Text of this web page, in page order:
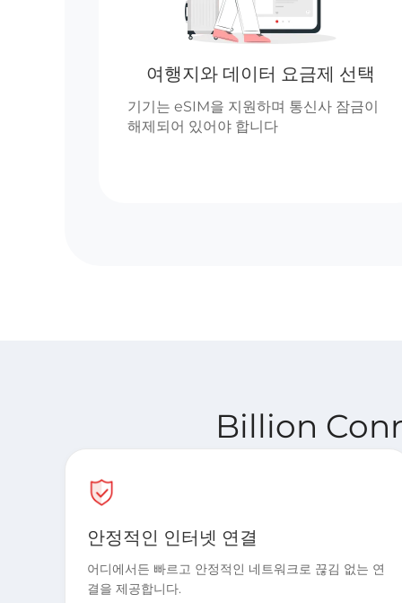
여행지와 데이터 요금제 선택
기기는 eSIM을 지원하며 통신사 잠금이
해제되어 있어야 합니다
Billion
안정적인 인터넷 연결
어디에서든 빠르고 안정적인 네트워크로 끊김 없는 연
결을 제공합니다.